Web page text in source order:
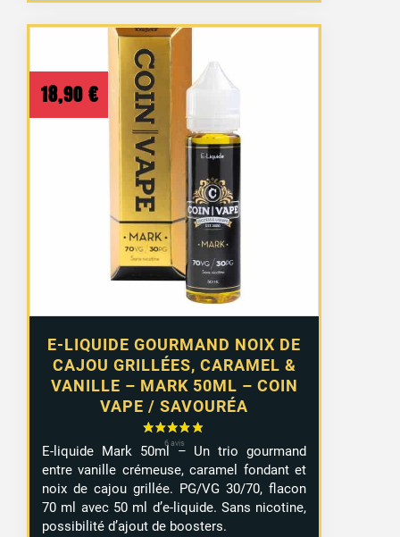
E-LIQUIDE GOURMAND NOIX DE
CAJOU GRILLÉES, CARAMEL &
VANILLE – MARK 50ML – COIN
VAPE / SAVOURÉA
18,90 €
E-liquide Mark 50ml – Un trio gourmand
entre vanille crémeuse, caramel fondant et
noix de cajou grillée. PG/VG 30/70, flacon
70 ml avec 50 ml d’e-liquide. Sans nicotine,
possibilité d’ajout de boosters.